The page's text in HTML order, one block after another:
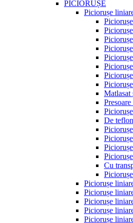
PICIORUȘE
Piciorușe
Matlasat
De
Cu
Piciorușe
Piciorușe
Piciorușe
Piciorușe
Piciorușe